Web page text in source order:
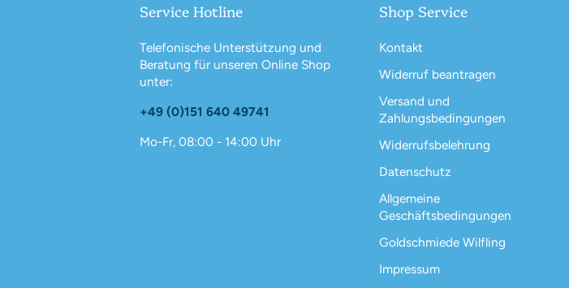
Service Hotline
Telefonische Unterstützung und
Beratung für unseren Online Shop
unter:
+49 (0)151 640 49741
Mo-Fr, 08:00 - 14:00 Uhr
Shop Service
Kontakt
Widerruf beantragen
Versand und
Zahlungsbedingungen
Widerrufsbelehrung
Datenschutz
Allgemeine
Geschäftsbedingungen
Goldschmiede Wilfling
Impressum